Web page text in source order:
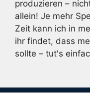
produzieren –
allein! Je mehr
Zeit kann ich in
ihr findet, dass
sollte – tut's